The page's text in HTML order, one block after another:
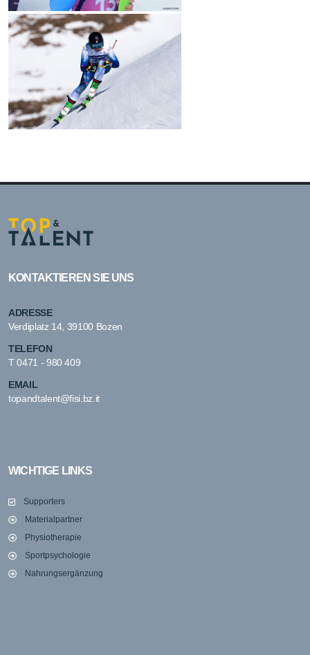
KONTAKTIEREN SIE UNS
ADRESSE
Verdiplatz 14, 39100 Bozen
TELEFON
T0471 - 980 409
EMAIL
topandtalent@fisi.bz.it
WICHTIGE LINKS
Supporters
Materialpartner
Physiotherapie
Sportpsychologie
Nahrungsergänzung